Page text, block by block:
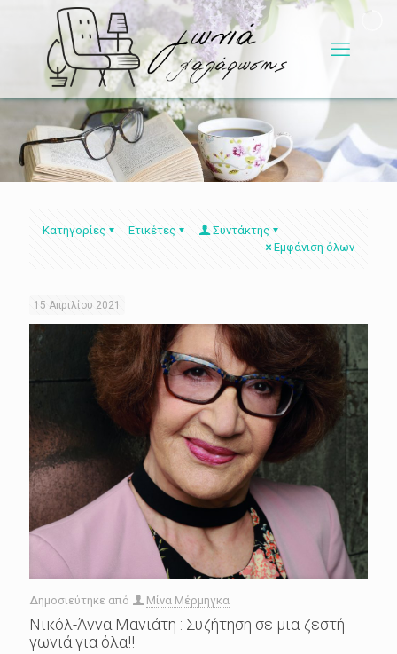
Κατηγορίες Ετικέτες
Συντάκτης
Εμφάνιση όλων
15 Απριλίου 2021
Δημοσιεύτηκε από Μίνα Μέρμηγκα
Νικόλ-Άννα Μανιάτη : Συζήτηση σε μια ζεστή
γωνιά για όλα!!